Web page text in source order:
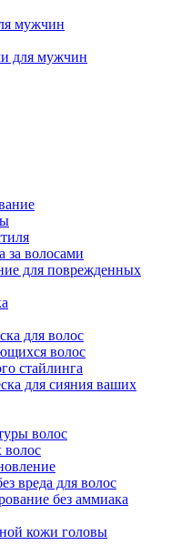
мужчин
для мужчин
за волосами
для поврежденных
для волос
волос
стайлинга
для сияния ваших
волос
волос
вреда для волос
без аммиака
кожи головы